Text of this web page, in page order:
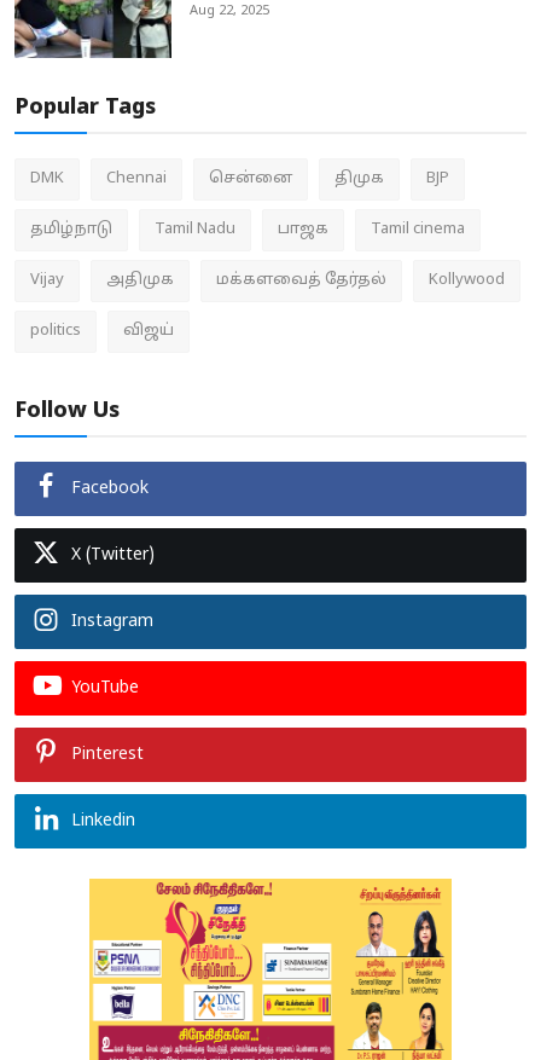
Aug 22, 2025
Popular Tags
DMK Chennai சென்னை திமுக BJP
தமிழ்நாடு Tamil Nadu பாஜக Tamil cinema
Vijay அதிமுக மக்களவைத் தேர்தல் Kollywood
politics விஜய்
Follow Us
Facebook
X (Twitter)
Instagram
YouTube
Pinterest
Linkedin